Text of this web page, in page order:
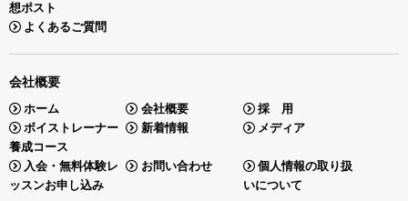
想ポスト
よくあるご質問
会社概要
ホーム 会社概要
採 用
ボイストレーナー
養成コース
新着情報 メディア
入会・無料体験レ
ッスンお申し込み
お問い合わせ
個人情報の取り扱
いについて